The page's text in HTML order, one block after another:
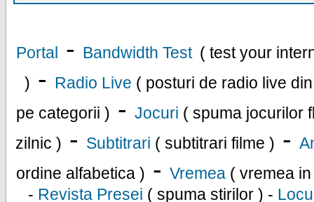
Portal - Bandwidth Test ( test your
) - Radio Live ( posturi de radio live
pe categorii ) - Jocuri ( spuma jocurilor
zilnic ) - Subtitrari ( subtitrari filme ) -
ordine alfabetica ) - Vremea ( vremea
- Revista Presei ( spuma stirilor ) -